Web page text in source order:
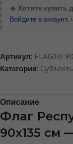
🔥 Хотите купить
Войдите в аккаунт,
Артикул:
Категория:
Описание
Флаг
90х135 см